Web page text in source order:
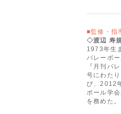
■監修・指
◇渡辺 寿
1973年生
バレーボ
『月刊バ
号にわた
び、2012
ボール学
を務めた。